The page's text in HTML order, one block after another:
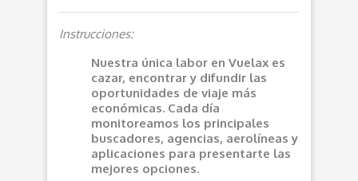
Instrucciones:
Nuestra única labor en Vuelax es
cazar, encontrar y difundir las
oportunidades de viaje más
económicas. Cada día
monitoreamos los principales
buscadores, agencias, aerolíneas y
aplicaciones para presentarte las
mejores opciones.